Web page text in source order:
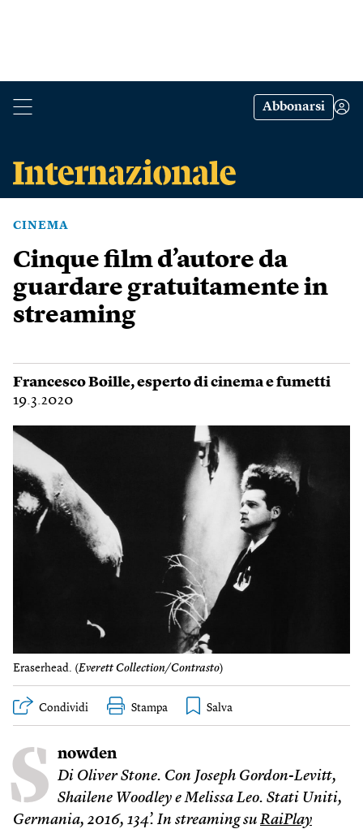
Abbonarsi
CINEMA
Cinque film d’autore da
guardare gratuitamente in
streaming
Francesco Boille, esperto di cinema e fumetti
19.3.2020
Eraserhead. (Everett Collection/Co​ntrasto)
Condividi Stampa
S nowden
Di Oliver Stone. Con Joseph Gordon-Levitt,
Shailene Woodley e Melissa Leo. Stati Uniti,
Germania, 2016, 134’. In streaming su RaiPlay